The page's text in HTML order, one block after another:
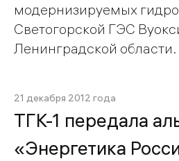
модернизируемых
Светогорской ГЭС
Ленинградской области.
21 декабря 2012 года
ТГК-1 передала
«Энергетика